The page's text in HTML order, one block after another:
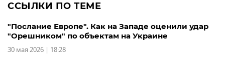
ССЫЛКИ ПО ТЕМЕ
"Послание Европе". Как на Западе оценили удар
"Орешником" по объектам на Украине
30 мая 2026 | 18:28